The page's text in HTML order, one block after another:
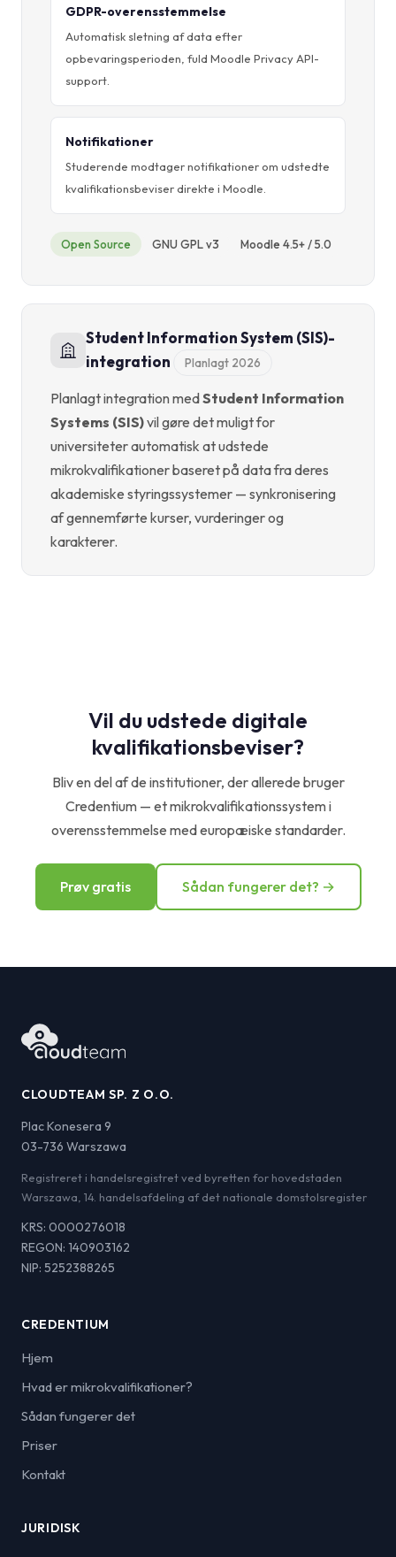
GDPR-overensstemmelse
Automatisk sletning af data efter
opbevaringsperioden, fuld Moodle Privacy API-
support.
Notifikationer
Studerende modtager notifikationer om udstedte
kvalifikationsbeviser direkte i Moodle.
Open Source GNU GPL v3 Moodle 4.5+ / 5.0
Student Information System (SIS)-
integration
Planlagt 2026
Planlagt integration medStudent Information
Systems (SIS)vil gøre det muligt for
universiteter automatisk at udstede
mikrokvalifikationer baseret på data fra deres
akademiske styringssystemer — synkronisering
af gennemførte kurser, vurderinger og
karakterer.
Vil du udstede digitale
kvalifikationsbeviser?
Bliv en del af de institutioner, der allerede bruger
Credentium — et mikrokvalifikationssystem i
overensstemmelse med europæiske standarder.
Prøv gratis Sådan fungerer det? →
CLOUDTEAM SP. Z O.O.
Plac Konesera 9
03-736 Warszawa
Registreret i handelsregistret ved byretten for hovedstaden
Warszawa, 14. handelsafdeling af det nationale domstolsregister
KRS: 0000276018
REGON: 140903162
NIP: 5252388265
CREDENTIUM
Hjem
Hvad er mikrokvalifikationer?
Sådan fungerer det
Priser
Kontakt
JURIDISK